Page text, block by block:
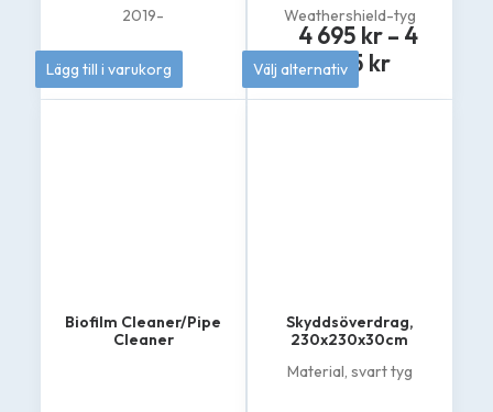
2019-
519kr
Lägg till i varukorg
Weathershield-tyg
4 695 kr – 4
895 kr
Välj alternativ
Den
produktsidan
Biofilm Cleaner/Pipe
Cleaner
Skyddsöverdrag,
230x230x30cm
Material, svart tyg